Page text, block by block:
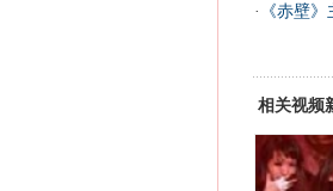
· 《赤壁
相关视频